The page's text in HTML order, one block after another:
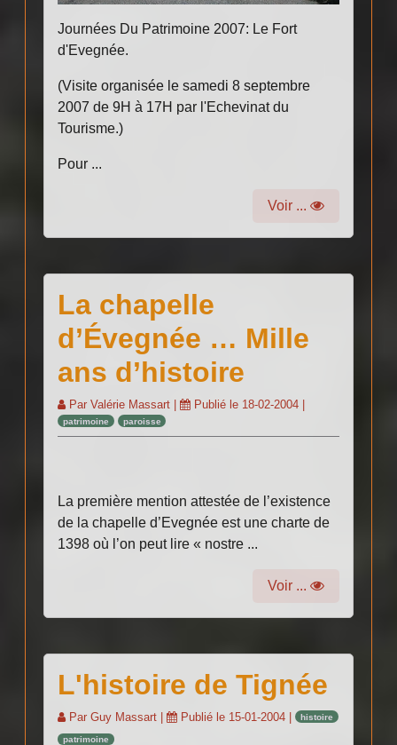
Journées Du Patrimoine 2007: Le Fort
d'Evegnée.
(Visite organisée le samedi 8 septembre
2007 de 9H à 17H par l'Echevinat du
Tourisme.)
Pour ...
Voir ...
La chapelle
d’Évegnée … Mille
ans d’histoire
ParValérie Massart | Publié le 18-02-2004 |
patrimoine paroisse
La première mention attestée de l’existence
de la chapelle d’Evegnée est une charte de
1398 où l’on peut lire « nostre ...
Voir ...
L'histoire de Tignée
ParGuy Massart | Publié le 15-01-2004 | histoire
patrimoine